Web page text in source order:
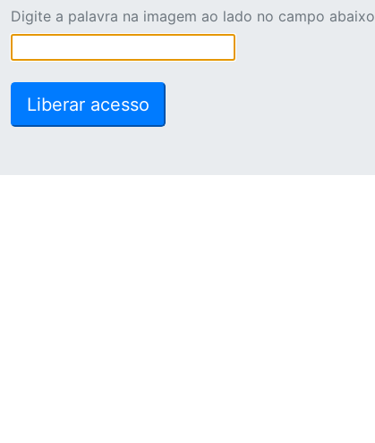
Digite a palavra na imagem ao lado no campo abaixo